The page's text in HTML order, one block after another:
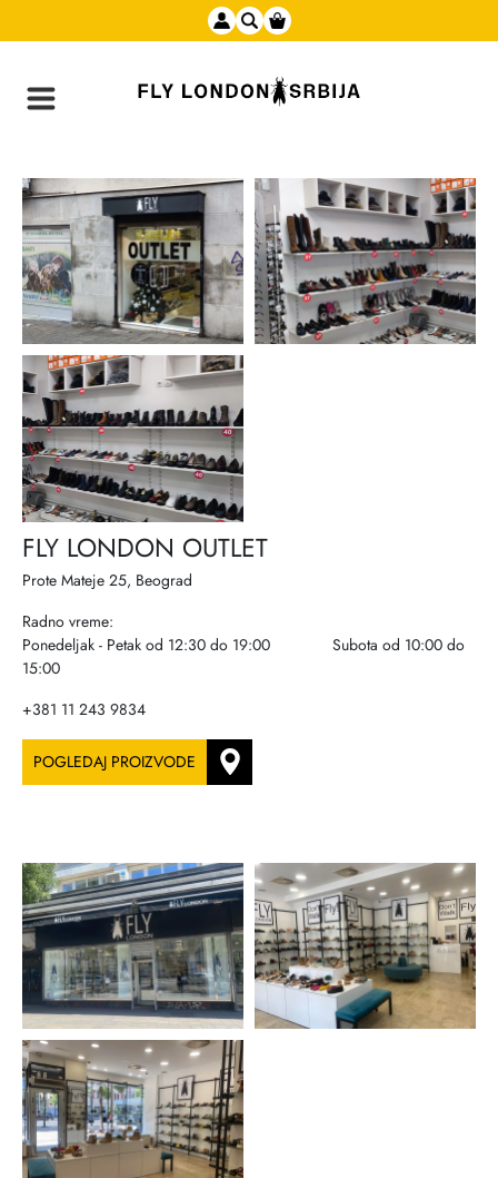
FLY LONDON OUTLET
Prote Mateje 25, Beograd
Radno vreme:
Ponedeljak - Petak od 12:30 do 19:00 Subota od 10:00 do
15:00
+381 11 243 9834
POGLEDAJ PROIZVODE